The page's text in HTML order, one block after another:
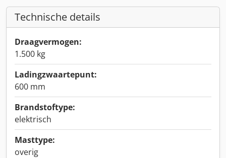
Technische details
Draagvermogen:
1.500 kg
Ladingzwaartepunt:
600 mm
Brandstoftype:
elektrisch
Masttype:
overig